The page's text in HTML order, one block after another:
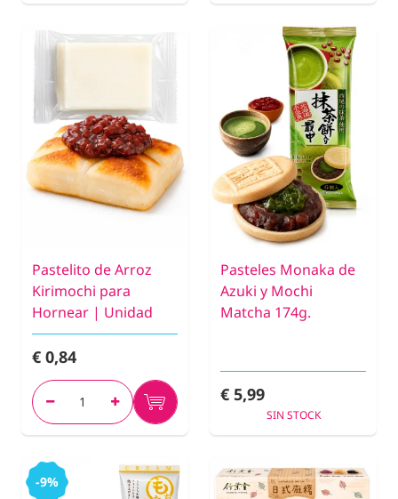
Pastelito de Arroz
Kirimochi para
Hornear | Unidad
€ 0,84
Pasteles Monaka de
Azuki y Mochi
Matcha 174g.
€ 5,99
SIN STOCK
-9%